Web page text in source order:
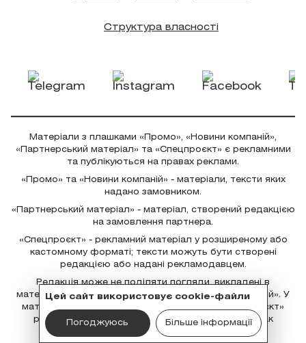
Цей сайт використовує cookie-файли
Погоджуюсь Більше інформації
Структура власності
Матеріали з плашками «Промо», «Новини компаній»,
«Партнерський матеріал» та «Спецпроєкт» є рекламними
та публікуються на правах реклами.
«Промо» та «Новини компаній» - матеріали, тексти яких
надано замовником.
«Партнерський матеріал» - матеріал, створений редакцією
на замовлення партнера.
«Спецпроєкт» - рекламний матеріал у розширеному або
кастомному форматі; тексти можуть бути створені
редакцією або надані рекламодавцем.
Редакція може не поділяти погляди, викладені в
матеріалах із плашками «Промо» та «Новини компаній». У
матеріалах «Партнерський матеріал» та «Спецпроєкт»
редакція бере участь у створенні контенту, однак
відповідальність за рекламні твердження несе